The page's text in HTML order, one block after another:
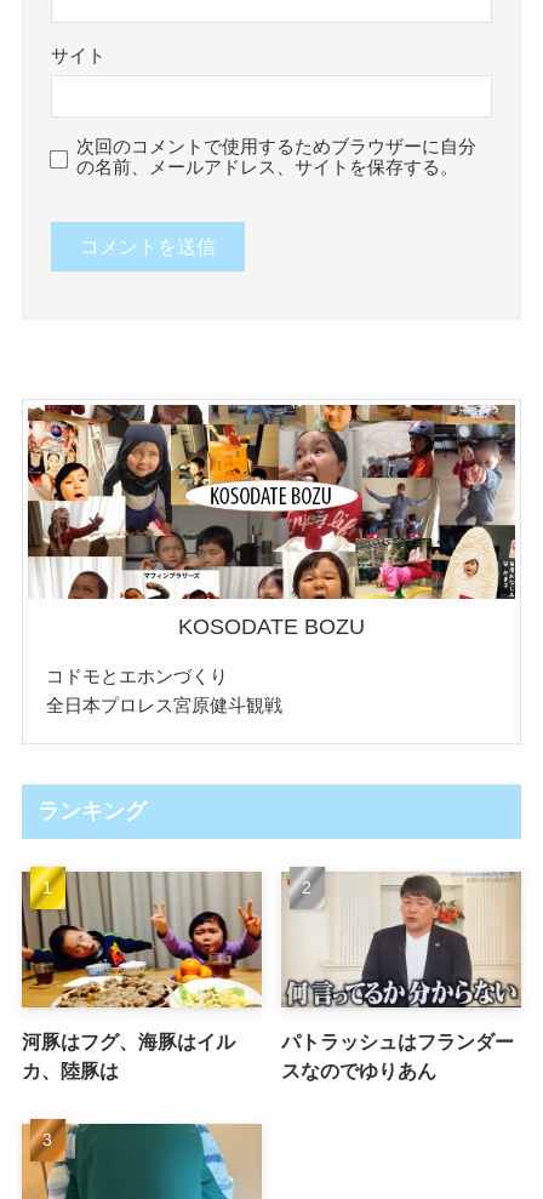
サイト
次回のコメントで使用するためブラウザーに自分
の名前、メールアドレス、サイトを保存する。
KOSODATE BOZU
コドモとエホンづくり
全日本プロレス宮原健斗観戦
ランキング
河豚はフグ、海豚はイル
カ、陸豚は
パトラッシュはフランダー
スなのでゆりあん